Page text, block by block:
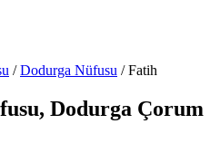
/ Dodurga Nüfusu /Fatih
Dodurga Çorum